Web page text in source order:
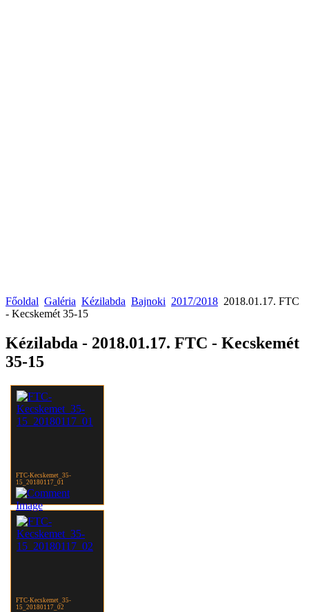
Főoldal Galéria Kézilabda Bajnoki 2017/2018 2018.01.17. FTC
- Kecskemét 35-15
Kézilabda - 2018.01.17. FTC - Kecskemét
35-15
FTC-Kecskemet_35-
15_20180117_01
FTC-Kecskemet_35-
15_20180117_02